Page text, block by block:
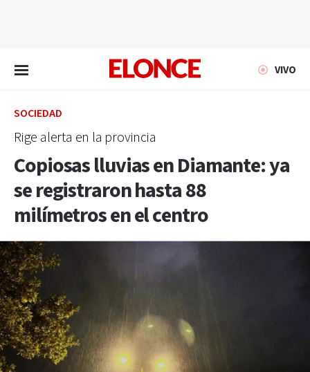
VIVO
SOCIEDAD
Rige alerta en la provincia
Copiosas lluvias en Diamante: ya
se registraron hasta 88
milímetros en el centro